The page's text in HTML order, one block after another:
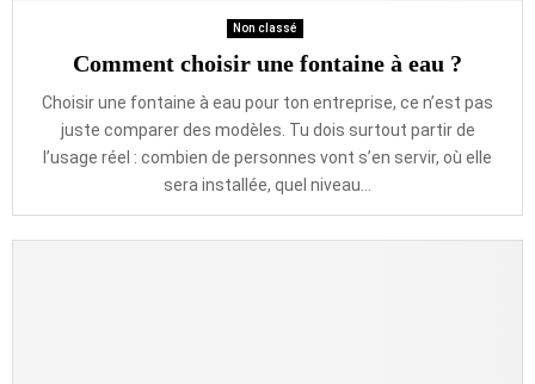
Non classé
Comment choisir une fontaine à eau ?
Choisir une fontaine à eau pour ton entreprise, ce n’est pas
juste comparer des modèles. Tu dois surtout partir de
l’usage réel : combien de personnes vont s’en servir, où elle
sera installée, quel niveau...